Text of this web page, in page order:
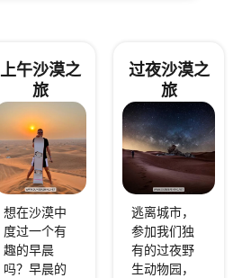
上午沙漠之
旅
想在沙漠中
度过一个有
趣的早晨
吗？早晨的
过夜沙漠之
旅
逃离城市，
参加我们独
有的过夜野
生动物园，